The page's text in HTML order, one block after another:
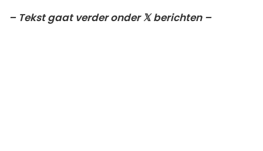
– Tekst gaat verder onder 𝕏 berichten –